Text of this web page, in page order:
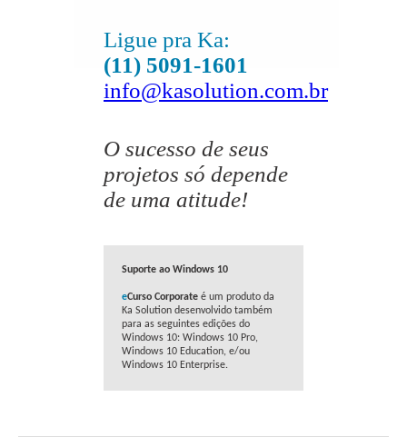
Ligue pra Ka:
(11) 5091-1601
info@kasolution.com.br
O sucesso de seus
projetos só depende
de uma atitude!
Suporte ao Windows 10
eCurso Corporate é um produto da
Ka Solution desenvolvido também
para as seguintes edições do
Windows 10: Windows 10 Pro,
Windows 10 Education, e/ou
Windows 10 Enterprise.